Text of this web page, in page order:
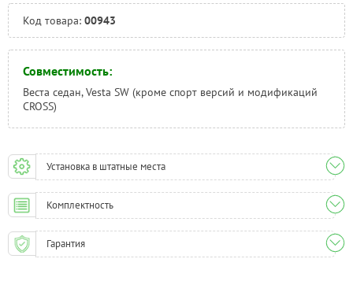
Код товара: 00943
Совместимость:
Веста седан, Vesta SW (кроме спорт версий и модификаций
CROSS)
Установка в штатные места
Комплектность
Гарантия